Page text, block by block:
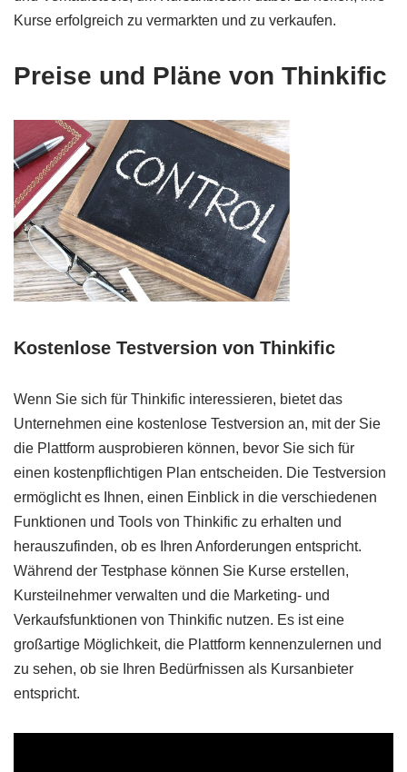
Kurse erfolgreich zu vermarkten und zu verkaufen.
Preise und Pläne von Thinkific
Kostenlose Testversion von Thinkific
Wenn Sie sich für Thinkific interessieren, bietet das
Unternehmen eine kostenlose Testversion an, mit der Sie
die Plattform ausprobieren können, bevor Sie sich für
einen kostenpflichtigen Plan entscheiden. Die Testversion
ermöglicht es Ihnen, einen Einblick in die verschiedenen
Funktionen und Tools von Thinkific zu erhalten und
herauszufinden, ob es Ihren Anforderungen entspricht.
Während der Testphase können Sie Kurse erstellen,
Kursteilnehmer verwalten und die Marketing- und
Verkaufsfunktionen von Thinkific nutzen. Es ist eine
großartige Möglichkeit, die Plattform kennenzulernen und
zu sehen, ob sie Ihren Bedürfnissen als Kursanbieter
entspricht.